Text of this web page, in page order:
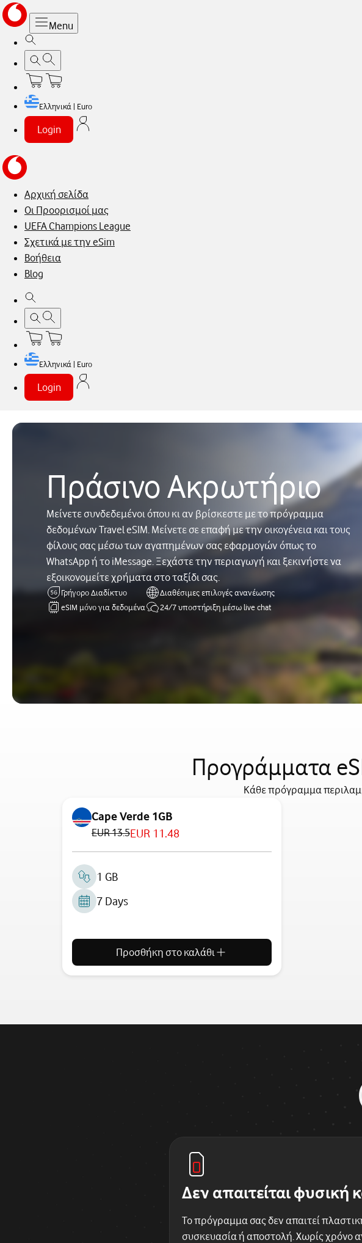
Menu
Ελληνικά | Euro
Login
Αρχική σελίδα
Οι Προορισμοί μας
UEFA Champions League
Σχετικά με την eSim
Βοήθεια
Blog
Ελληνικά | Euro
Login
Πράσινο Ακρωτήριο
Μείνετε συνδεδεμένοι όπου κι αν βρίσκεστε με το πρόγραμμα
δεδομένων Travel eSIM. Μείνετε σε επαφή με την οικογένεια και τους
φίλους σας μέσω των αγαπημένων σας εφαρμογών όπως το
WhatsApp ή το iMessage. Ξεχάστε την περιαγωγή και ξεκινήστε να
εξοικονομείτε χρήματα στο ταξίδι σας.
Γρήγορο Διαδίκτυο
eSIM μόνο για δεδομένα
Διαθέσιμες επιλογές ανανέωσης
24/7 υποστήριξη μέσω live chat
Προγράμματα
Κάθε πρόγραμμα
Cape Verde 1GB
EUR 13.5EUR 11.48
1 GB
7 Days
Προσθήκη στο καλάθι
Δεν απαιτείται φυσική
Το πρόγραμμα σας δεν απαιτεί
συσκευασία ή αποστολή. Χωρίς χρόνο